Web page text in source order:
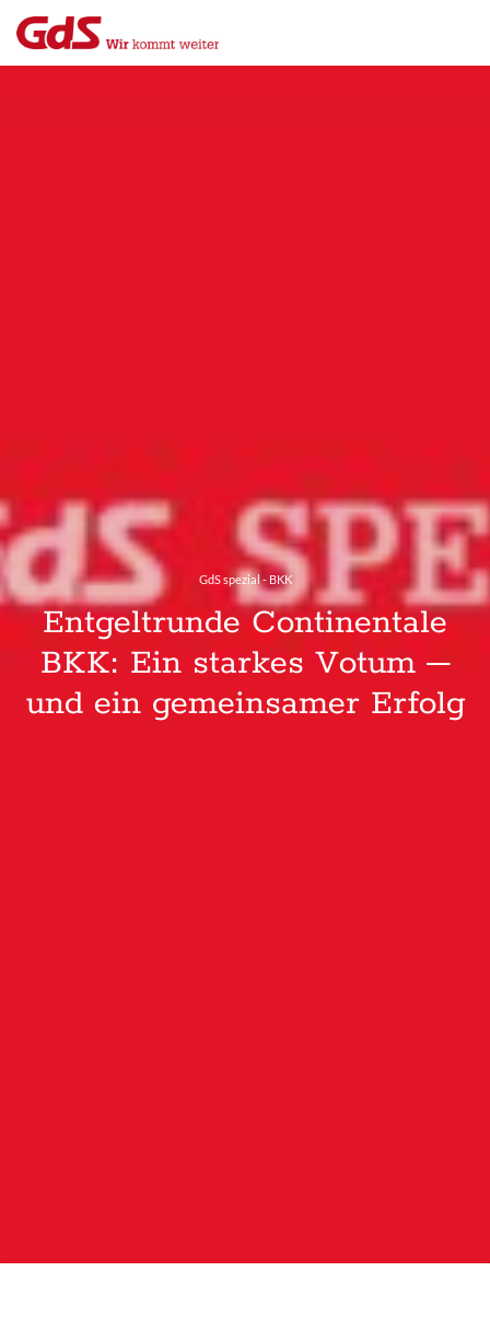
GdS spezial - BKK
Entgeltrunde Continentale
BKK: Ein starkes Votum –
und ein gemeinsamer Erfolg